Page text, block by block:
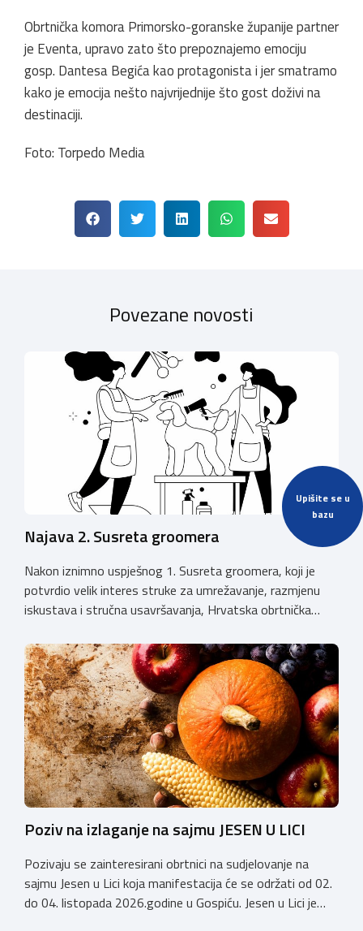
Upišite se u
bazu
Obrtnička komora Primorsko-goranske županije partner
je Eventa, upravo zato što prepoznajemo emociju
gosp. Dantesa Begića kao protagonista i jer smatramo
kako je emocija nešto najvrijednije što gost doživi na
destinaciji.
Foto: Torpedo Media
Povezane novosti
Najava 2. Susreta groomera
Nakon iznimno uspješnog 1. Susreta groomera, koji je
potvrdio velik interes struke za umrežavanje, razmjenu
iskustava i stručna usavršavanja, Hrvatska obrtnička
održati 12. rujna u Kongresnom centru na Zagrebačkom
velesajmu. Susret će i ove godine okupiti groomere,
stručnjake i zaljubljenike u njegu pasa iz cijele Hrvatske,
[…]
Poziv na izlaganje na sajmu JESEN U LICI
Pozivaju se zainteresirani obrtnici na sudjelovanje na
sajmu Jesen u Lici koja manifestacija će se održati od 02.
do 04. listopada 2026.godine u Gospiću. Jesen u Lici je